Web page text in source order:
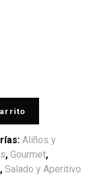
Aliños y
, Gourmet,
, Salado y Aperitivo